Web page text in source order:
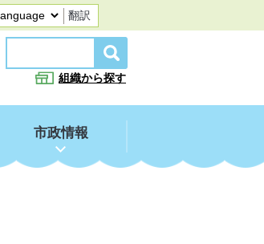
翻訳
組織から探す
市政情報